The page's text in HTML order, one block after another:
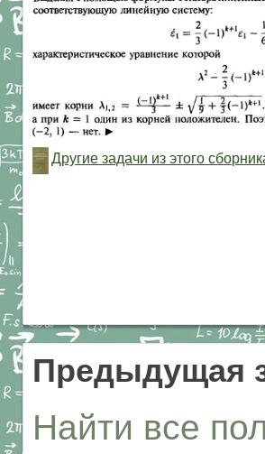
Другие задачи из этого
Предыдущая
Найти все